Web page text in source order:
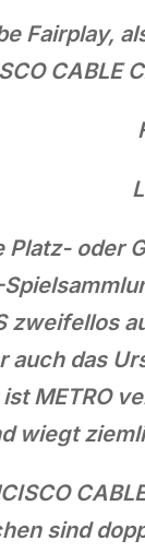
Fairplay,
oder
zweifellos
auch das
METRO
wiegt
sind